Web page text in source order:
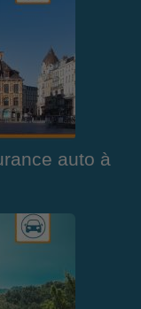
auto à